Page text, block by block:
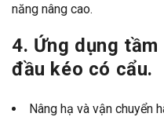
năng nâng cao.
4. Ứng dụng
đầu kéo có cẩu.
Nâng hạ và vận chuyển